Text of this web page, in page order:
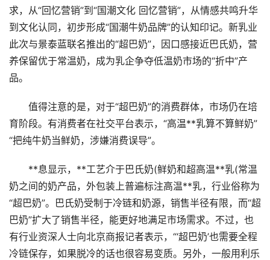
求，从“回忆营销”到“国潮文化 回忆营销”，从情感共鸣升华
到文化认同，初步形成“国潮牛奶品牌”的认知印记。新乳业
此次与景泰蓝联名推出的“超巴奶”，因口感接近巴氏奶，营
养保留优于常温奶，成为乳企争夺低温奶市场的“折中”产
品。
值得注意的是，对于“超巴奶”的消费群体，市场仍在培
育阶段。有消费者在社交平台表示，“高温**乳算不算鲜奶”
“把纯牛奶当鲜奶，涉嫌消费误导”。
**息显示，**工艺介于巴氏奶(鲜奶和超高温**乳(常温
奶之间的奶产品，外包装上普遍标注高温**乳，行业俗称为
“超巴奶”。巴氏奶受制于冷链和奶源，销售半径有限，而“超
巴奶”扩大了销售半径，能更好地满足市场需求。不过，也
有行业资深人士向北京商报记者表示，“‘超巴奶’也需要全程
冷链保存，如果脱冷的话也很容易变质。另外，一般用利乐